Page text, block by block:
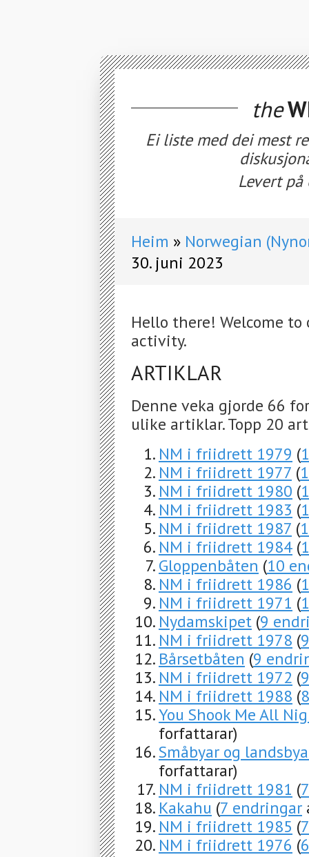
the
Ei liste med dei mest
Levert
Heim
Norwegian
30. juni 2023
Hello there! Welcome
activity.
ARTIKLAR
Denne veka gjorde 66
ulike artiklar. Topp 20
NM i friidrett 1979 (
NM i friidrett 1977 (
NM i friidrett 1980 (
NM i friidrett 1983 (
NM i friidrett 1987 (
NM i friidrett 1984 (
Gloppenbåten (10
NM i friidrett 1986 (
NM i friidrett 1971 (
Nydamskipet (9
NM i friidrett 1978 (
Bårsetbåten (9
NM i friidrett 1972 (
NM i friidrett 1988 (
You Shook Me All
forfattarar)
Småbyar og
forfattarar)
NM i friidrett 1981 (
Kakahu (7 endringar
NM i friidrett 1985 (
NM i friidrett 1976 (